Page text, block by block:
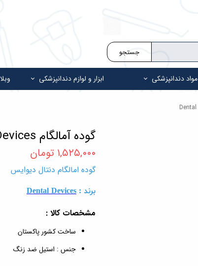
جستجو
مواد دندانپزشکی ابزار و لوازم دندانپزشکی
گوده آمالگام Dental Devices
۱,۵۲۵,۰۰۰ تومان
گوده امالگام دنتال دیوایس
برند : Dental Devices
مشخصات کالا :
ساخت کشور پاکستان
جنس : استیل ضد زنگ